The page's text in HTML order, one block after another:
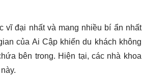
vĩ đại nhất và mang nhiều bí ẩn nhất
của Ai Cập khiến du khách không
bên trong. Hiện tại, các nhà khoa